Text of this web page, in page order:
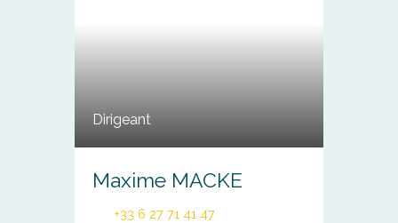
Dirigeant
Maxime MACKE
+33 6 27 71 41 47